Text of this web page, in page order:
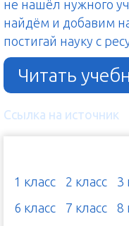
не нашёл нужного
найдём и добавим
постигай науку с
Читать
Ссылка на источник
1 класс
2 класс 3
6 класс
7 класс 8